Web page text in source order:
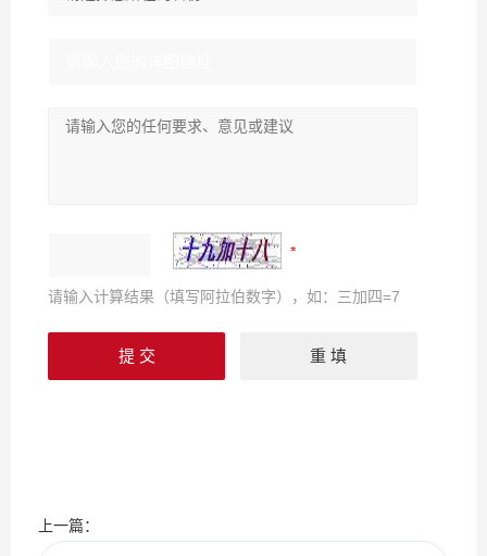
请输入计算结果（填写阿拉伯数字），如：三加四=7
上一篇：